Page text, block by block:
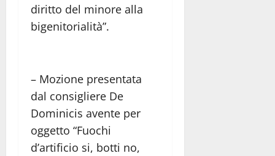
diritto del minore alla
bigenitorialità”.
– Mozione presentata
dal consigliere De
Dominicis avente per
oggetto “Fuochi
d’artificio si, botti no,